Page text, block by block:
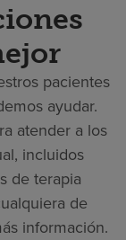
pacientes
ayudar.
atender a los
incluidos
de terapia
de
información.